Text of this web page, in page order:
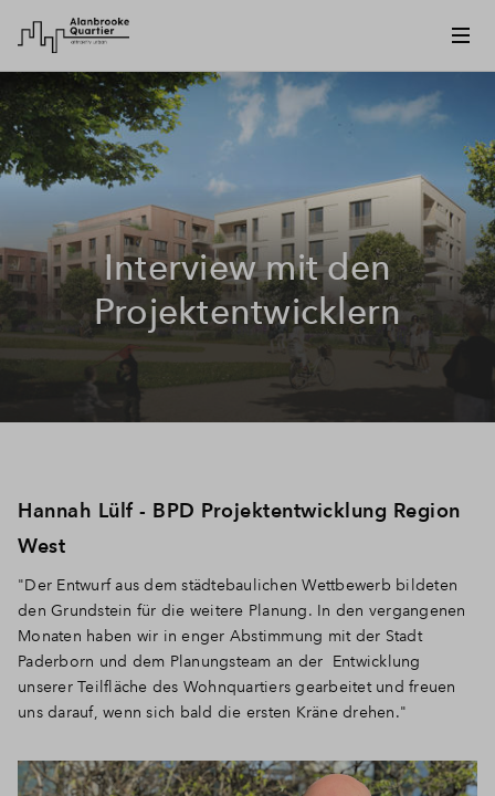
Interview mit den
Projektentwicklern
Hannah Lülf - BPD Projektentwicklung Region
West
"Der Entwurf aus dem städtebaulichen Wettbewerb bildeten
den Grundstein für die weitere Planung. In den vergangenen
Monaten haben wir in enger Abstimmung mit der Stadt
Paderborn und dem Planungsteam an der Entwicklung
unserer Teilfläche des Wohnquartiers gearbeitet und freuen
uns darauf, wenn sich bald die ersten Kräne drehen."